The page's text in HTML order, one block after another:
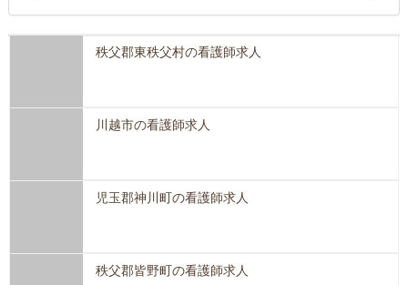
秩父郡東秩父村の看護師求人
川越市の看護師求人
児玉郡神川町の看護師求人
秩父郡皆野町の看護師求人